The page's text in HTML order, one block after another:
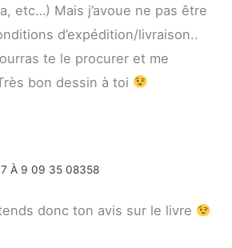
etc…) Mais j’avoue ne pas être
d’expédition/livraison..
te le procurer et me
bon dessin à toi
À 9 09 35 08358
donc ton avis sur le livre